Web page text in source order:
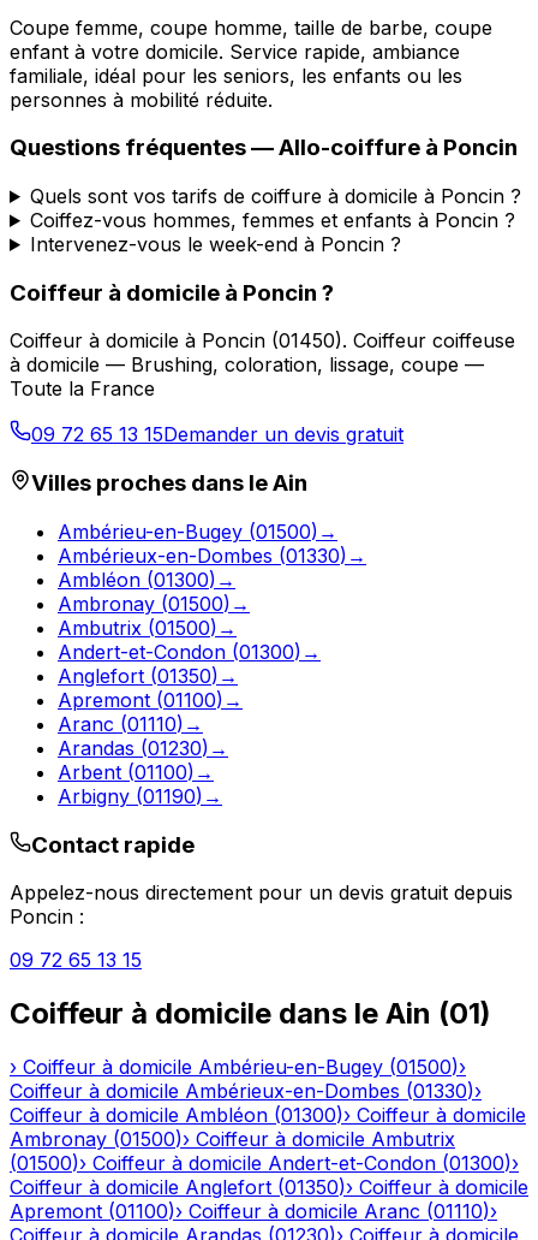
Coupe femme, coupe homme, taille de barbe, coupe
enfant à votre domicile. Service rapide, ambiance
familiale, idéal pour les seniors, les enfants ou les
personnes à mobilité réduite.
Questions fréquentes —Allo-coiffure à Poncin
Quels sont vos tarifs de coiffure à domicile à Poncin ?
Coiffez-vous hommes, femmes et enfants à Poncin ?
Intervenez-vous le week-end à Poncin ?
Coiffeur à domicile à Poncin ?
Coiffeur à domicile à Poncin (01450). Coiffeur coiffeuse
à domicile — Brushing, coloration, lissage, coupe —
Toute la France
09 72 65 13 15Demander un devis gratuit
Villes proches dans leAin
Ambérieu-en-Bugey (01500) →
Ambérieux-en-Dombes (01330) →
Ambléon (01300) →
Ambronay (01500) →
Ambutrix (01500) →
Andert-et-Condon (01300) →
Anglefort (01350) →
Apremont (01100) →
Aranc (01110) →
Arandas (01230) →
Arbent (01100) →
Arbigny (01190) →
Contact rapide
Appelez-nous directement pour un devis gratuit depuis
Poncin :
09 72 65 13 15
Coiffeur à domicile dans le Ain (01)
› Coiffeur à domicile Ambérieu-en-Bugey (01500)›
Coiffeur à domicile Ambérieux-en-Dombes (01330)›
Coiffeur à domicile Ambléon (01300)› Coiffeur à domicile
Ambronay (01500)› Coiffeur à domicile Ambutrix
(01500)› Coiffeur à domicile Andert-et-Condon (01300)›
Coiffeur à domicile Anglefort (01350)› Coiffeur à domicile
Apremont (01100)› Coiffeur à domicile Aranc (01110)›